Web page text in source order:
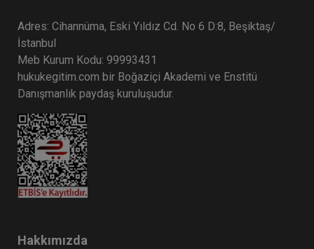
Adres: Cihannüma, Eski Yıldız Cd. No 6 D:8, Beşiktaş/
İstanbul
Meb Kurum Kodu: 99993431
hukukegitim.com bir Boğaziçi Akademi ve Enstitü
Danışmanlık paydaş kuruluşudur.
Hakkımızda